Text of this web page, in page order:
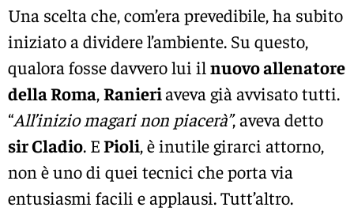
Una scelta che, com’era prevedibile, ha subito
iniziato a dividere l’ambiente. Su questo,
qualora fosse davvero lui il nuovo allenatore
della Roma,Ranieriaveva già avvisato tutti.
“All’inizio magari non piacerà”, aveva detto
sir Cladio. EPioli, è inutile girarci attorno,
non è uno di quei tecnici che porta via
entusiasmi facili e applausi. Tutt’altro.